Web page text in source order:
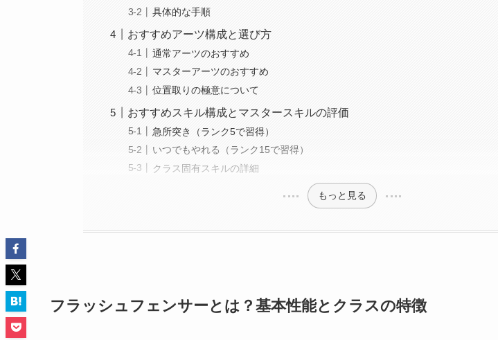
具体的な手順
おすすめアーツ構成と選び方
通常アーツのおすすめ
マスターアーツのおすすめ
位置取りの極意について
おすすめスキル構成とマスタースキルの評価
急所突き（ランク5で習得）
いつでもやれる（ランク15で習得）
クラス固有スキルの詳細
もっと見る
フラッシュフェンサーとは？基本性能とクラスの特徴